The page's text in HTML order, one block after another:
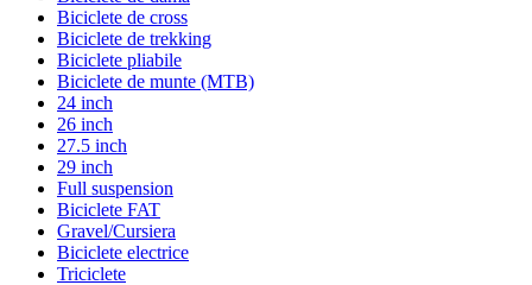
Biciclete de cross
Biciclete de trekking
Biciclete pliabile
Biciclete de munte (MTB)
24 inch
26 inch
27.5 inch
29 inch
Full suspension
Biciclete FAT
Gravel/Cursiera
Biciclete electrice
Triciclete